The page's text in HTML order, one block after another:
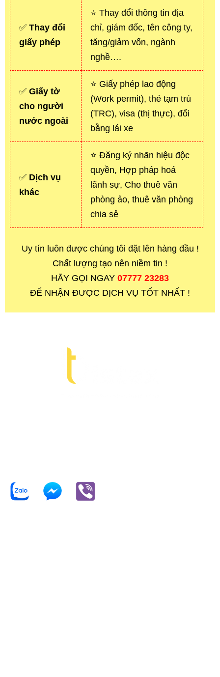
✅ Thay đổi
giấy phép
⭐ Thay đổi thông tin địa
chỉ, giám đốc, tên công ty,
tăng/giảm vốn, ngành
nghề….
✅ Giấy tờ
cho người
nước ngoài
⭐ Giấy phép lao động
(Work permit), thẻ tạm trú
(TRC), visa (thị thực), đổi
bằng lái xe
✅ Dịch vụ
khác
⭐ Đăng ký nhãn hiệu độc
quyền, Hợp pháp hoá
lãnh sự, Cho thuê văn
phòng ảo, thuê văn phòng
chia sẻ
Uy tín luôn được chúng tôi đặt lên hàng đầu !
Chất lượng tạo nên niềm tin !
HÃY GỌI NGAY 07777 23283
ĐỂ NHẬN ĐƯỢC DỊCH VỤ TỐT NHẤT !